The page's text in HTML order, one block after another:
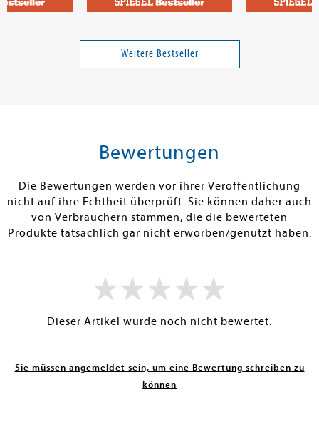
Faschismus ist keine
Meinung
Warenkorb
Weitere Bestseller
Bewertungen
Die Bewertungen werden vor ihrer Veröffentlichung
nicht auf ihre Echtheit überprüft. Sie können daher auch
von Verbrauchern stammen, die die bewerteten
Produkte tatsächlich gar nicht erworben/genutzt haben.
Dieser Artikel wurde noch nicht bewertet.
Sie müssen angemeldet sein, um eine Bewertung schreiben zu
können